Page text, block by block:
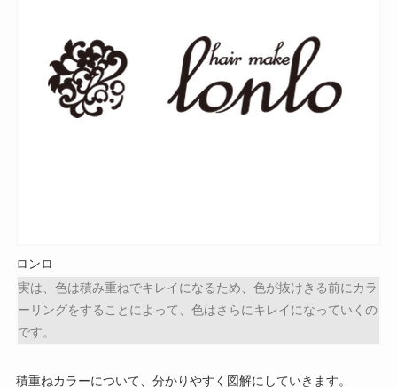
ロンロ
実は、 色は積み重ねでキレイになるため、色が抜けきる前にカラ
ーリングをすることによって、色はさらにキレイになっていく の
です。
積重ねカラーについて、分かりやすく図解にしていきます。